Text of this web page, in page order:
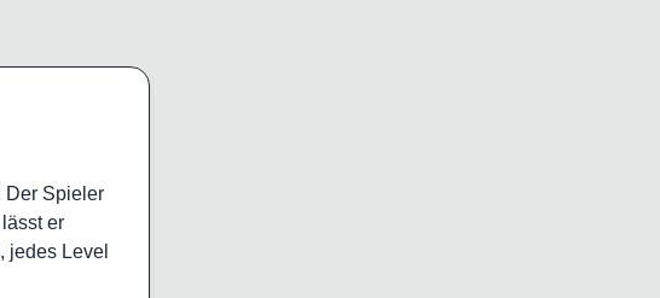
Der Spieler
er
jedes Level